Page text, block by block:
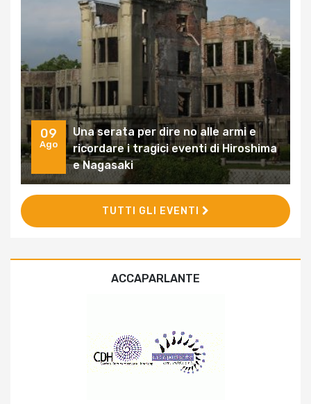
09
Ago
Una serata per dire no alle armi e
ricordare i tragici eventi di Hiroshima
e Nagasaki
TUTTI GLI EVENTI
ACCAPARLANTE